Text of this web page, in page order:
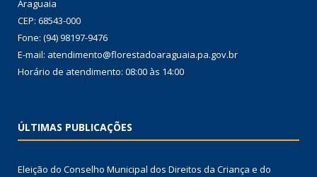
Araguaia
CEP: 68543-000
Fone: (94) 98197-9476
E-mail: atendimento@florestadoaraguaia.pa.gov.br
Horário de atendimento: 08:00 às 14:00
ÚLTIMAS PUBLICAÇÕES
Eleição do Conselho Municipal dos Direitos da Criança e do